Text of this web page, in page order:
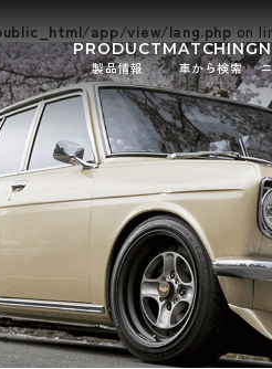
app/view/lang.php on
PRODUCT
製品情報
MATCHING
車から検索
お知
イベ